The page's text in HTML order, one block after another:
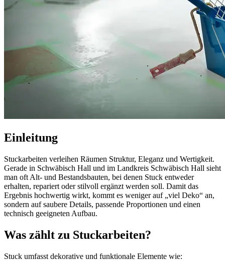
Einleitung
Stuckarbeiten verleihen Räumen Struktur, Eleganz und Wertigkeit.
Gerade in Schwäbisch Hall und im Landkreis Schwäbisch Hall sieht
man oft Alt‑ und Bestandsbauten, bei denen Stuck entweder
erhalten, repariert oder stilvoll ergänzt werden soll. Damit das
Ergebnis hochwertig wirkt, kommt es weniger auf „viel Deko“ an,
sondern auf saubere Details, passende Proportionen und einen
technisch geeigneten Aufbau.
Was zählt zu Stuckarbeiten?
Stuck umfasst dekorative und funktionale Elemente wie: